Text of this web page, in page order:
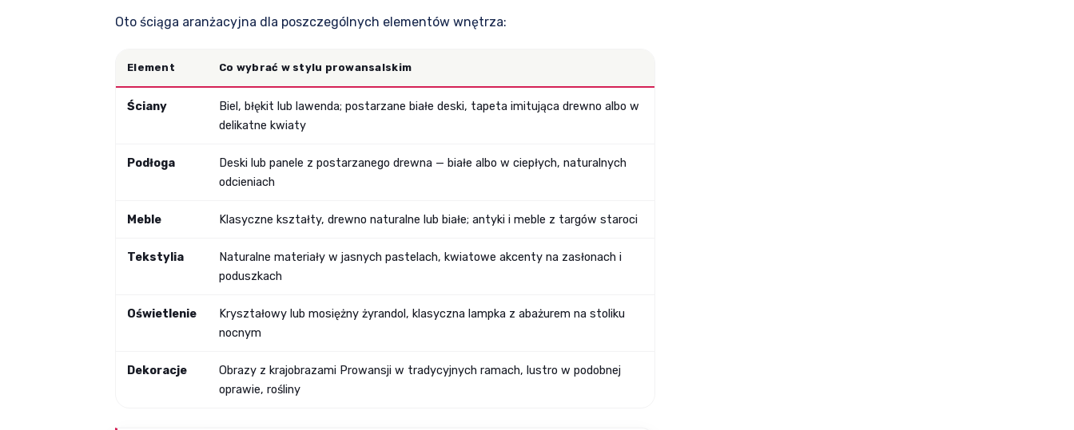
Oto ściąga aranżacyjna dla poszczególnych elementów wnętrza:
Element Co wybrać w stylu prowansalskim
Ściany
Biel, błękit lub lawenda; postarzane białe deski, tapeta imitująca drewno albo w
delikatne kwiaty
Podłoga
Deski lub panele z postarzanego drewna — białe albo w ciepłych, naturalnych
odcieniach
Meble Klasyczne kształty, drewno naturalne lub białe; antyki i meble z targów staroci
Tekstylia
Naturalne materiały w jasnych pastelach, kwiatowe akcenty na zasłonach i
poduszkach
Oświetlenie
Kryształowy lub mosiężny żyrandol, klasyczna lampka z abażurem na stoliku
nocnym
Dekoracje
Obrazy z krajobrazami Prowansji w tradycyjnych ramach, lustro w podobnej
oprawie, rośliny